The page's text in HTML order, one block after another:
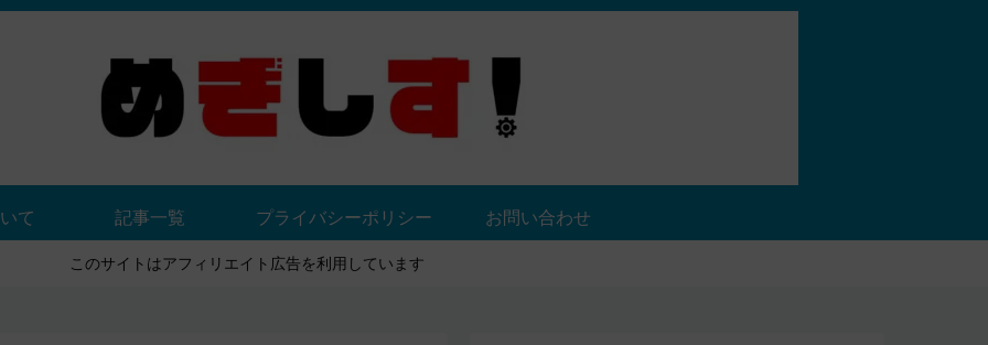
て 記事一覧 プライバシーポリシー お問い合わせ
このサイトはアフィリエイト広告を利用しています